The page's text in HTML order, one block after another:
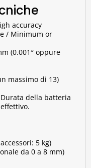
indicherà lo spessore
utilizzato
l'operatore dovrà
all'interno del
sonda all'esterno;
la sfera sulla
accuracy
/ Minimum or
(0.001″ oppure
massimo di 13)
della batteria
5 kg)
da 0 a 8 mm)